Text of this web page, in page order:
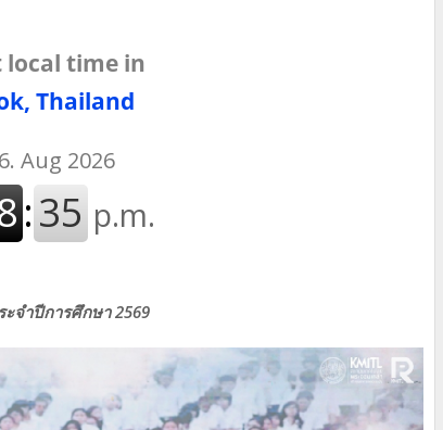
local time in
Thailand
จำปีการศึกษา 2569